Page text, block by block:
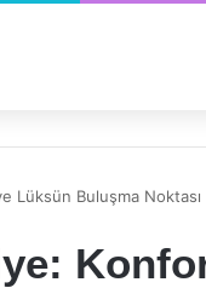
Lüksün Buluşma Noktası